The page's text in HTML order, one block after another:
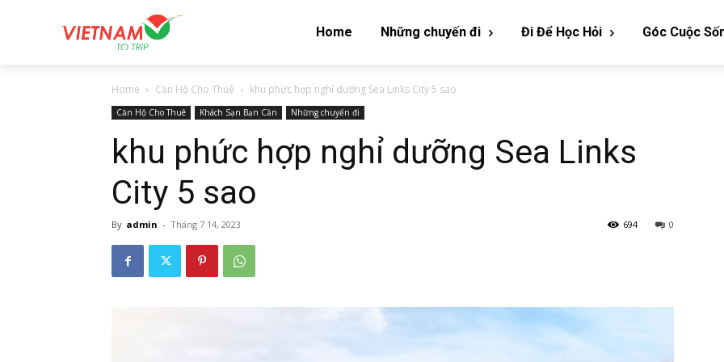
Home Những chuyến đi Đi Để Học Hỏi Góc Cuộc
Home Căn Hộ Cho Thuê khu phức hợp nghỉ dưỡng Sea Links City 5 sao
Căn Hộ Cho Thuê Khách Sạn Bạn Cần Những chuyến đi
khu phức hợp nghỉ dưỡng Sea Links
City 5 sao
By admin - Tháng 7 14, 2023 0
694